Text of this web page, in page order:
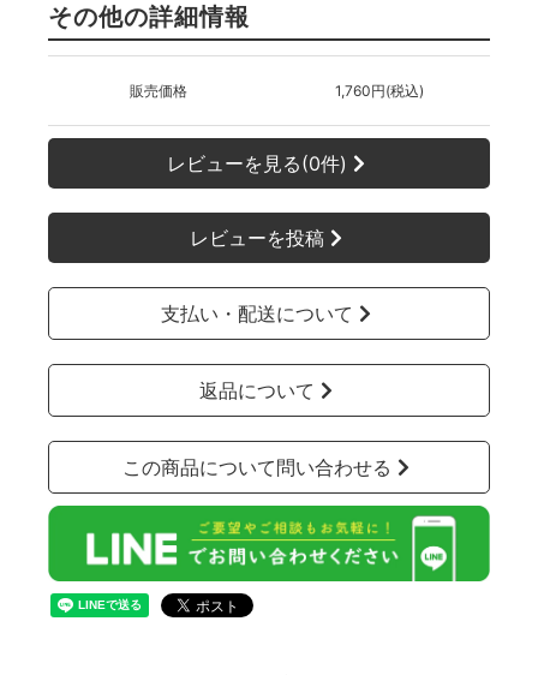
その他の詳細情報
販売価格 1,760円(税込)
レビューを見る(0件)
レビューを投稿
支払い・配送について
返品について
この商品について問い合わせる